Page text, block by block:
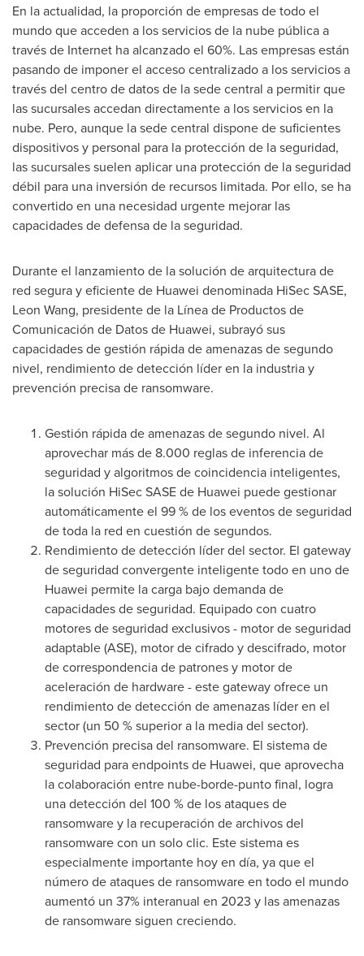
En la actualidad, la proporción de empresas de todo el
mundo que acceden a los servicios de la nube pública a
través de Internet ha alcanzado el 60%. Las empresas están
pasando de imponer el acceso centralizado a los servicios a
través del centro de datos de la sede central a permitir que
las sucursales accedan directamente a los servicios en la
nube. Pero, aunque la sede central dispone de suficientes
dispositivos y personal para la protección de la seguridad,
las sucursales suelen aplicar una protección de la seguridad
débil para una inversión de recursos limitada. Por ello, se ha
convertido en una necesidad urgente mejorar las
capacidades de defensa de la seguridad.
Durante el lanzamiento de la solución de arquitectura de
red segura y eficiente de Huawei denominada HiSec SASE,
Leon Wang, presidente de la Línea de Productos de
Comunicación de Datos de Huawei, subrayó sus
capacidades de gestión rápida de amenazas de segundo
nivel, rendimiento de detección líder en la industria y
prevención precisa de ransomware.
Gestión rápida de amenazas de segundo nivel. Al
aprovechar más de 8.000 reglas de inferencia de
seguridad y algoritmos de coincidencia inteligentes,
la solución HiSec SASE de Huawei puede gestionar
automáticamente el 99 % de los eventos de seguridad
de toda la red en cuestión de segundos.
Rendimiento de detección líder del sector. El gateway
de seguridad convergente inteligente todo en uno de
Huawei permite la carga bajo demanda de
capacidades de seguridad. Equipado con cuatro
motores de seguridad exclusivos - motor de seguridad
adaptable (ASE), motor de cifrado y descifrado, motor
de correspondencia de patrones y motor de
aceleración de hardware - este gateway ofrece un
rendimiento de detección de amenazas líder en el
sector (un 50 % superior a la media del sector).
Prevención precisa del ransomware. El sistema de
seguridad para endpoints de Huawei, que aprovecha
la colaboración entre nube-borde-punto final, logra
una detección del 100 % de los ataques de
ransomware y la recuperación de archivos del
ransomware con un solo clic. Este sistema es
especialmente importante hoy en día, ya que el
número de ataques de ransomware en todo el mundo
aumentó un 37% interanual en 2023 y las amenazas
de ransomware siguen creciendo.